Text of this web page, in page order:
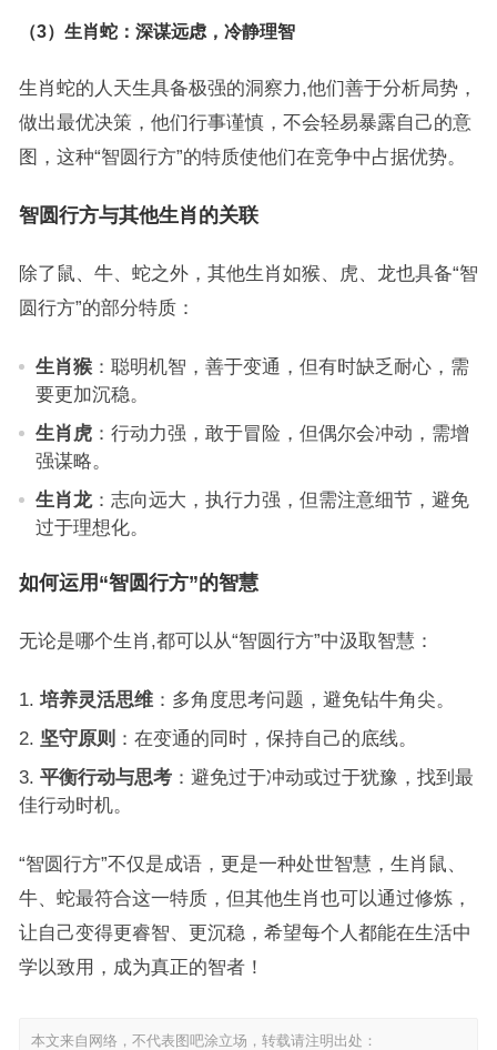
（3）生肖蛇：深谋远虑，冷静理智
生肖蛇的人天生具备极强的洞察力,他们善于分析局势，
做出最优决策，他们行事谨慎，不会轻易暴露自己的意
图，这种“智圆行方”的特质使他们在竞争中占据优势。
智圆行方与其他生肖的关联
除了鼠、牛、蛇之外，其他生肖如猴、虎、龙也具备“智
圆行方”的部分特质：
生肖猴：聪明机智，善于变通，但有时缺乏耐心，需
要更加沉稳。
生肖虎：行动力强，敢于冒险，但偶尔会冲动，需增
强谋略。
生肖龙：志向远大，执行力强，但需注意细节，避免
过于理想化。
如何运用“智圆行方”的智慧
无论是哪个生肖,都可以从“智圆行方”中汲取智慧：
培养灵活思维：多角度思考问题，避免钻牛角尖。
坚守原则 ：在变通的同时，保持自己的底线。
平衡行动与思考：避免过于冲动或过于犹豫，找到最
佳行动时机。
“智圆行方”不仅是成语，更是一种处世智慧，生肖鼠、
牛、蛇最符合这一特质，但其他生肖也可以通过修炼，
让自己变得更睿智、更沉稳，希望每个人都能在生活中
学以致用，成为真正的智者！
本文来自网络，不代表图吧涂立场，转载请注明出处：